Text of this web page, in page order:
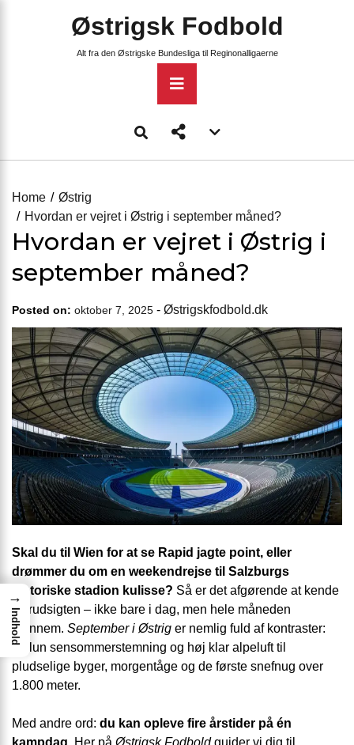
Østrigsk Fodbold
Alt fra den Østrigske Bundesliga til Reginonalligaerne
Primary
Menu
menu
Home
Østrig
Hvordan er vejret i Østrig i september måned?
Hvordan er vejret i Østrig i
september måned?
Posted on: oktober 7, 2025 - Østrigskfodbold.dk
Skal du til Wien for at se Rapid jagte point, eller
drømmer du om en weekendrejse til Salzburgs
historiske stadion kulisse? Så er det afgørende at kende
vejrudsigten – ikke bare i dag, men hele måneden
igennem. September i Østrig er nemlig fuld af kontraster:
fra lun sensommerstemning og høj klar alpeluft til
pludselige byger, morgentåge og de første snefnug over
1.800 meter.
Med andre ord: du kan opleve fire årstider på én
kampdag. Her på Østrigsk Fodboldguider vi dig til,
→
Indhold